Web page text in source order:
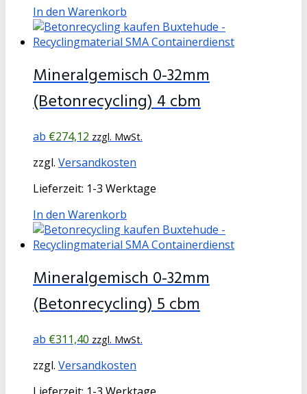
In den Warenkorb
Mineralgemisch 0-32mm
(Betonrecycling) 4 cbm
€274,12 zzgl. MwSt.
zzgl. Versandkosten
Lieferzeit: 1-3 Werktage
In den Warenkorb
Mineralgemisch 0-32mm
(Betonrecycling) 5 cbm
€311,40 zzgl. MwSt.
zzgl. Versandkosten